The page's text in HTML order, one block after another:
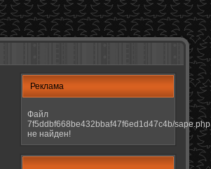
Реклама
Файл
7f5ddbf668be432bbaf47f6ed1d47c4b/sape.php
не найден!